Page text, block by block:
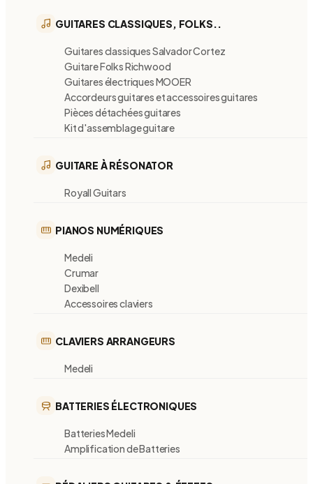
GUITARES CLASSIQUES, FOLKS..
Guitares classiques Salvador Cortez
Guitare Folks Richwood
Guitares électriques MOOER
Accordeurs guitares et accessoires guitares
Pièces détachées guitares
Kit d'assemblage guitare
GUITARE À RÉSONATOR
Royall Guitars
PIANOS NUMÉRIQUES
Medeli
Crumar
Dexibell
Accessoires claviers
CLAVIERS ARRANGEURS
Medeli
BATTERIES ÉLECTRONIQUES
Batteries Medeli
Amplification de Batteries